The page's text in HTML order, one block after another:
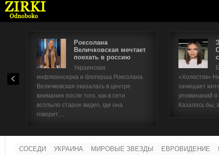
Роксолана
Величковская мечтает
поехать в россию
Украинская
инфлюенсерка и блогерша Роксолана
Величковская оказалась в центре
внимания после того, как в сети
всплыло старое видео, где она
говорит:...
«Холостяк»
зачищает
упоминаний
Казалось бы,
СОСЕДИ УКРАИНА МИРОВЫЕ ЗВЕЗДЫ ЕВРОВИДЕНИЕ
Имя